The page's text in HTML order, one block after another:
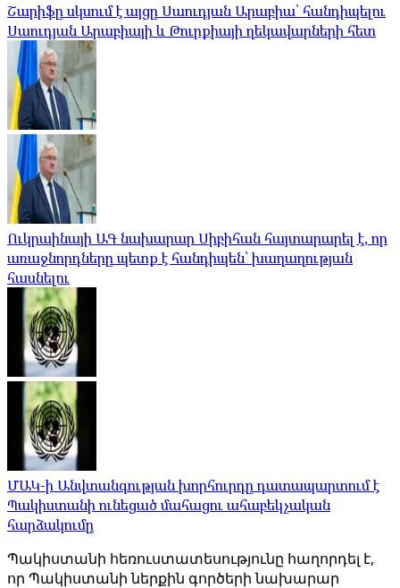
Շարիֆը սկսում է այցը Սաուդյան Արաբիա՝ հանդիպելու
Սաուդյան Արաբիայի և Թուրքիայի ղեկավարների հետ
Ուկրաինայի ԱԳ նախարար Սիբիհան հայտարարել է, որ
առաջնորդները պետք է հանդիպեն՝ խաղաղության
հասնելու
ՄԱԿ-ի Անվտանգության խորհուրդը դատապարտում է
Պակիստանի ունեցած մահացու ահաբեկչական
հարձակումը
Պակիստանի հեռուստատեսությունը հաղորդել է,
որ Պակիստանի ներքին գործերի նախարար